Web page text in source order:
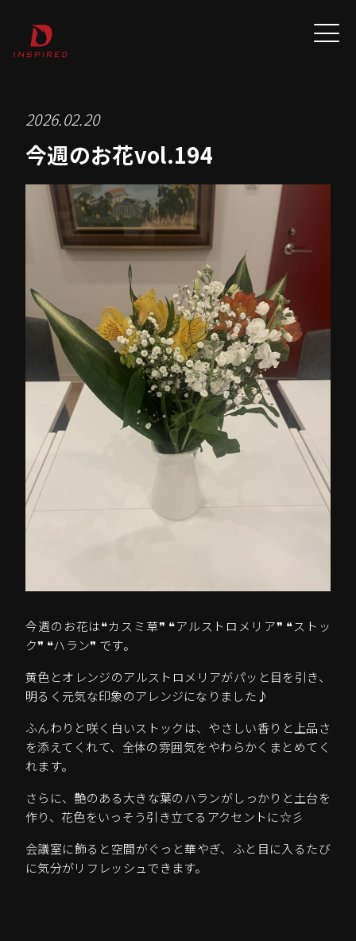
2026.02.20
今週のお花vol.194
今週のお花は❝カスミ草❞ ❝アルストロメリア❞ ❝ストッ
ク❞ ❝ハラン❞ です。
黄色とオレンジのアルストロメリアがパッと目を引き、
明るく元気な印象のアレンジになりました♪
ふんわりと咲く白いストックは、やさしい香りと上品さ
を添えてくれて、全体の雰囲気をやわらかくまとめてく
れます。
さらに、艶のある大きな葉のハランがしっかりと土台を
作り、花色をいっそう引き立てるアクセントに☆彡
会議室に飾ると空間がぐっと華やぎ、ふと目に入るたび
に気分がリフレッシュできます。